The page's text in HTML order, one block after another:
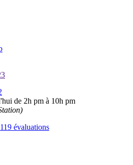
de 2h pm à 10h pm
119 évaluations